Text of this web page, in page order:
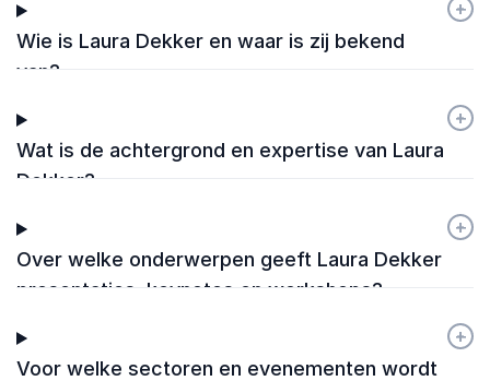
Wie is Laura Dekker en waar is zij bekend
van?
+
-
Wat is de achtergrond en expertise van Laura
Dekker?
+
-
Over welke onderwerpen geeft Laura Dekker
presentaties, keynotes en workshops?
+
-
Voor welke sectoren en evenementen wordt
+
-